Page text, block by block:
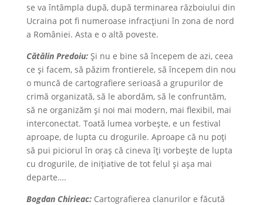
se va întâmpla după, după terminarea războiului din
Ucraina pot fi numeroase infracțiuni în zona de nord
a României. Asta e o altă poveste.
Cătălin Predoiu:Şi nu e bine să începem de azi, ceea
ce și facem, să păzim frontierele, să începem din nou
o muncă de cartografiere serioasă a grupurilor de
crimă organizată, să le abordăm, să le confruntăm,
să ne organizăm și noi mai modern, mai flexibil, mai
interconectat. Toată lumea vorbește, e un festival
aproape, de lupta cu drogurile. Aproape că nu poți
să pui piciorul în oraș că cineva îți vorbește de lupta
cu drogurile, de inițiative de tot felul și așa mai
departe….
Bogdan Chirieac:Cartografierea clanurilor e făcută